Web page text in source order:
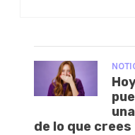
de lo que crees